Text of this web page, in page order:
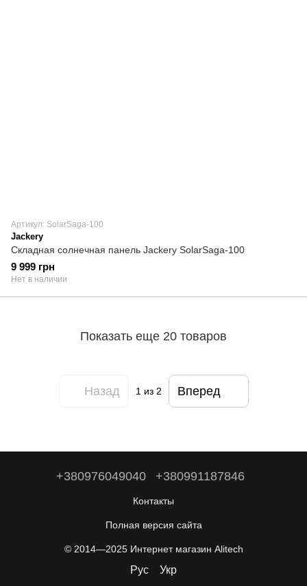
Артикул: SolarSaga-100
Jackery
Складная солнечная панель Jackery SolarSaga-100
9 999 грн
Нет в наличии
Показать еще 20 товаров
Назад 1 из 2 Вперед
+380976049040 +380991187846
Контакты
Полная версия сайта
© 2014—2025 Интернет магазин Alitech
Рус Укр